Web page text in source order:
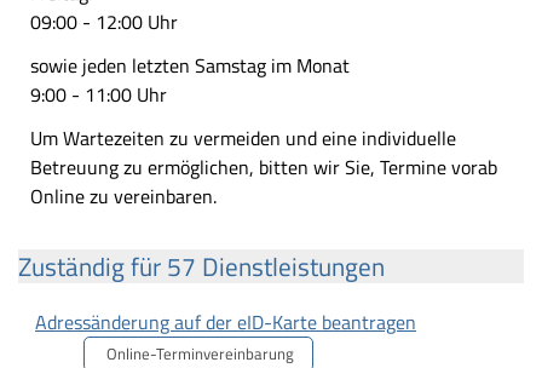
09:00 - 12:00 Uhr
sowie jeden letzten Samstag im Monat
9:00 - 11:00 Uhr
Um Wartezeiten zu vermeiden und eine individuelle
Betreuung zu ermöglichen, bitten wir Sie, Termine vorab
Online zu vereinbaren.
Zuständig für 57 Dienstleistungen
Adressänderung auf der eID-Karte beantragen
Online-Terminvereinbarung